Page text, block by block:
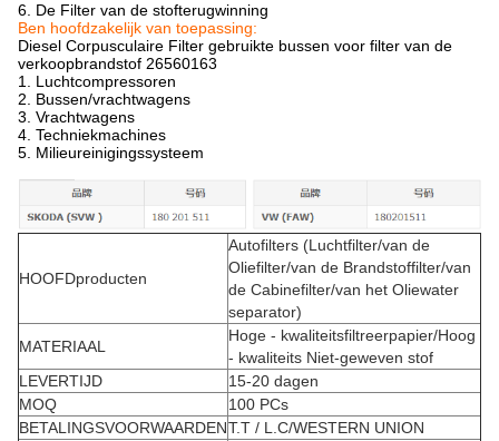
6. De Filter van de stofterugwinning
Ben hoofdzakelijk van toepassing:
Diesel Corpusculaire Filter gebruikte bussen voor filter van de
verkoopbrandstof 26560163
1. Luchtcompressoren
2. Bussen/vrachtwagens
3. Vrachtwagens
4. Techniekmachines
5. Milieureinigingssysteem
HOOFDproducten
Autofilters (Luchtfilter/van de
Oliefilter/van de Brandstoffilter/van
de Cabinefilter/van het Oliewater
separator)
MATERIAAL
Hoge - kwaliteitsfiltreerpapier/Hoog
- kwaliteits Niet-geweven stof
LEVERTIJD
15-20 dagen
MOQ
100 PCs
BETALINGSVOORWAARDENT.T / L.C/WESTERN UNION